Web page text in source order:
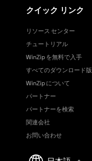
クイック リンク
リソース センター
チュートリアル
WinZip を無料で入手
すべてのダウンロード版
WinZip について
パートナー
パートナーを検索
関連会社
お問い合わせ